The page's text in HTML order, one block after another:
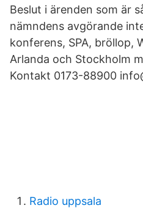
Beslut i ärenden som är
nämndens avgörande
konferens, SPA, bröllop,
Arlanda och Stockholm
Kontakt 0173-88900
Radio uppsala